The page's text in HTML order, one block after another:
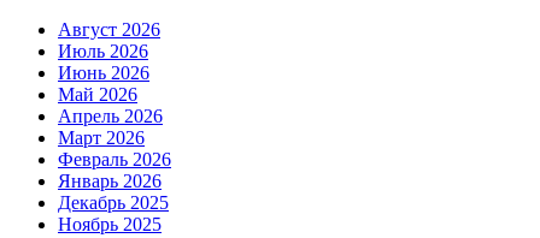
Август 2026
Июль 2026
Июнь 2026
Май 2026
Апрель 2026
Март 2026
Февраль 2026
Январь 2026
Декабрь 2025
Ноябрь 2025